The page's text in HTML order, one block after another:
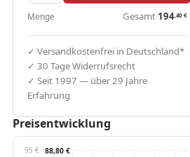
Menge Gesamt 194,40€
✓ Versandkostenfrei in Deutschland*
✓ 30 Tage Widerrufsrecht
✓ Seit 1997 — über 29 Jahre
Erfahrung
Preisentwicklung
95 € 88,80 €